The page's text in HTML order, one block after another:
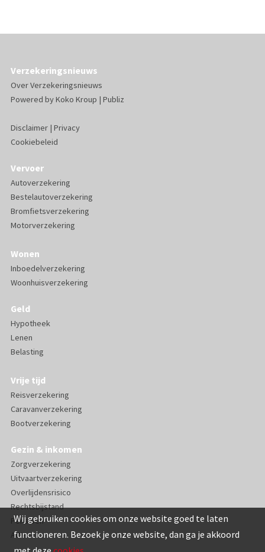
Wij gebruiken cookies om onze website goed te laten
functioneren. Bezoek je onze website, dan ga je akkoord
Verzekeringsnieuws
Over Verzekeringsnieuws
Powered byKoko Kroup | Publiz
Disclaimer| Privacy
Cookiebeleid
Vervoer
Autoverzekering
Bestelautoverzekering
Bromfietsverzekering
Motorverzekering
Wonen
Inboedelverzekering
Woonhuisverzekering
Geld
Hypotheek
Lenen
Belasting
Vrije tijd
Reisverzekering
Caravanverzekering
Bootverzekering
Gezin & inkomen
Zorgverzekering
Uitvaartverzekering
Overlijdensrisico
Rechtsbijstand
Pensioen
AOV